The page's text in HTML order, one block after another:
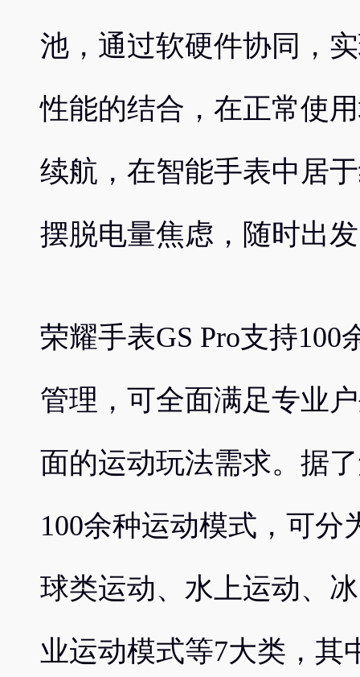
池，通过软硬件协同，
性能的结合，在正常使
续航，在智能手表中居
摆脱电量焦虑，随时出
荣耀手表GS Pro支持
管理，可全面满足专业
面的运动玩法需求。据
100余种运动模式，可
球类运动、水上运动、
业运动模式等7大类，其